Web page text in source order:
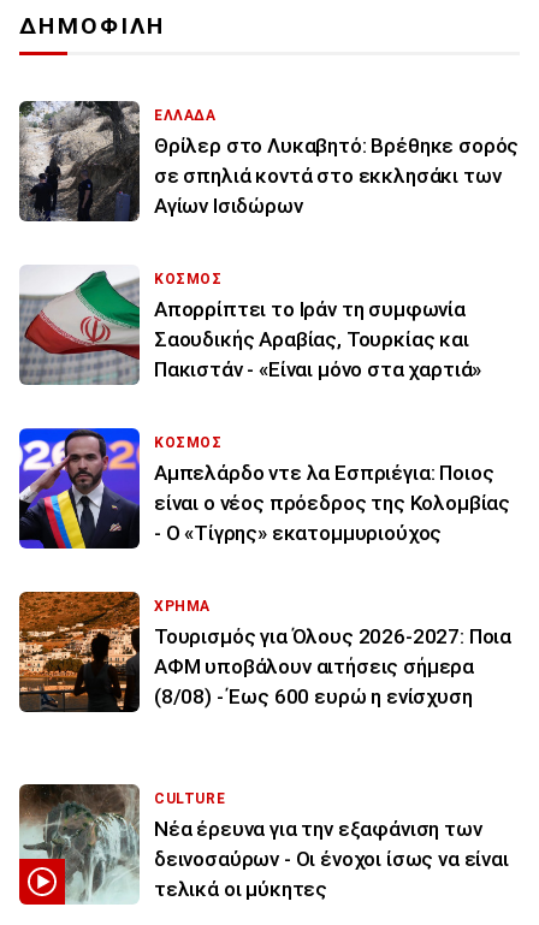
ΔΗΜΟΦΙΛΗ
ΕΛΛΑΔΑ
Θρίλερ στο Λυκαβητό: Βρέθηκε σορός
σε σπηλιά κοντά στο εκκλησάκι των
Αγίων Ισιδώρων
ΚΟΣΜΟΣ
Απορρίπτει το Ιράν τη συμφωνία
Σαουδικής Αραβίας, Τουρκίας και
Πακιστάν - «Είναι μόνο στα χαρτιά»
ΚΟΣΜΟΣ
Αμπελάρδο ντε λα Εσπριέγια: Ποιος
είναι ο νέος πρόεδρος της Κολομβίας
- Ο «Τίγρης» εκατομμυριούχος
ΧΡΗΜΑ
Τουρισμός για Όλους 2026-2027: Ποια
ΑΦΜ υποβάλουν αιτήσεις σήμερα
(8/08) - Έως 600 ευρώ η ενίσχυση
CULTURE
Νέα έρευνα για την εξαφάνιση των
δεινοσαύρων - Οι ένοχοι ίσως να είναι
τελικά οι μύκητες